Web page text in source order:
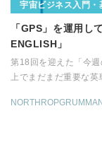
宇宙ビジネス入門・
「GPS」を運用し
ENGLISH」
第18回を迎えた「今
上でまだまだ重要な英
NORTHROPGRUMMAN